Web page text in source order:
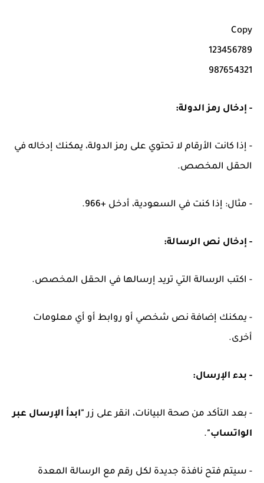
Copy
987654321
- إدخال رمز الدولة:
- إذا كانت الأرقام لا تحتوي على رمز الدولة، يمكنك إدخاله في
الحقل المخصص.
- مثال: إذا كنت في السعودية، أدخل +966
.
- إدخال نص الرسالة:
- اكتب الرسالة التي تريد إرسالها في الحقل المخصص.
- يمكنك إضافة نص شخصي أو روابط أو أي معلومات
أخرى.
- بدء الإرسال:
- بعد التأكد من صحة البيانات، انقر على زر"ابدأ الإرسال عبر
الواتساب".
- سيتم فتح نافذة جديدة لكل رقم مع الرسالة المعدة